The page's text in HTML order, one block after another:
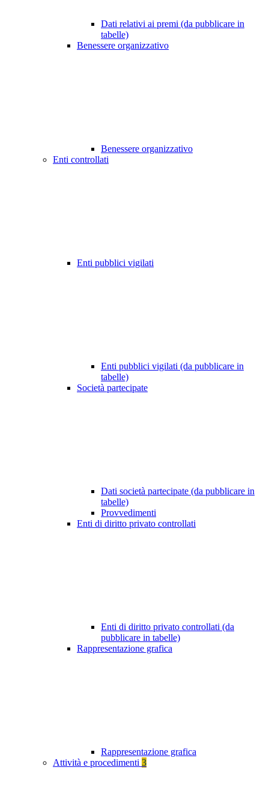
Dati relativi ai premi (da pubblicare in
tabelle)
Benessere organizzativo
Benessere organizzativo
Enti controllati
Enti pubblici vigilati
Enti pubblici vigilati (da pubblicare in
tabelle)
Società partecipate
Dati società partecipate (da pubblicare in
tabelle)
Provvedimenti
Enti di diritto privato controllati
Enti di diritto privato controllati (da
pubblicare in tabelle)
Rappresentazione grafica
Rappresentazione grafica
Attività e procedimenti 3